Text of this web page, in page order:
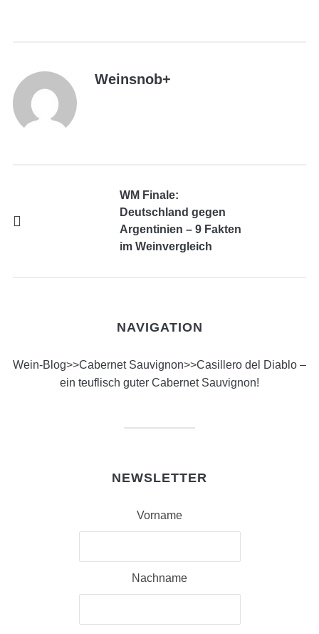
Weinsnob+
WM Finale:
Deutschland gegen
Argentinien – 9 Fakten
im Weinvergleich
NAVIGATION
Wein-Blog>>Cabernet Sauvignon>>Casillero del Diablo –
ein teuflisch guter Cabernet Sauvignon!
NEWSLETTER
Vorname
Nachname